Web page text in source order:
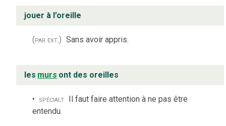
jouer à l’oreille
(par ext.) Sans avoir appris.
les murs ont des oreilles
spécialt
Il faut faire attention à ne pas être
entendu.